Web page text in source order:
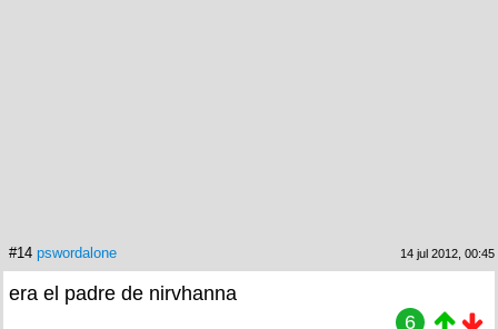
#14 pswordalone 14 jul 2012, 00:45
era el padre de nirvhanna
6